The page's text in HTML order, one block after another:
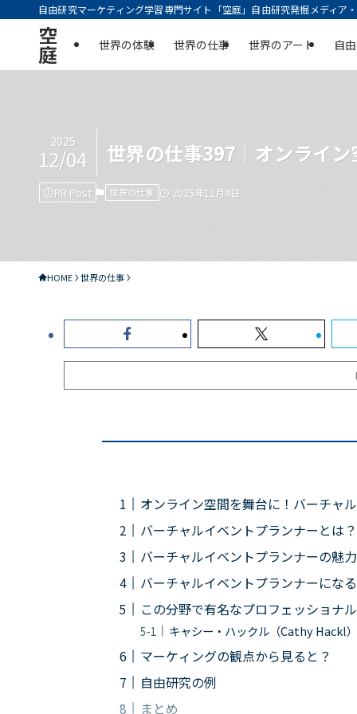
自由研究マーケティング学習専門サイト「空庭」自由研究発掘メディア
空
庭 世界の体験 世界の仕事 世界のアート 自
世界の仕事397｜オンライ
2025
12/04
PR Post 世界の仕事 2025年12月4日
HOME 世界の仕事
オンライン空間を舞台に！バーチャ
バーチャルイベントプランナーとは？
バーチャルイベントプランナーの魅
バーチャルイベントプランナーにな
この分野で有名なプロフェッショナル
キャシー・ハックル（Cathy Hackl）
マーケィングの観点から見ると？
自由研究の例
まとめ